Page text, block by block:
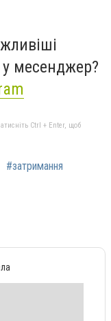
месенджер?
Ctrl + Enter, щоб
#затримання